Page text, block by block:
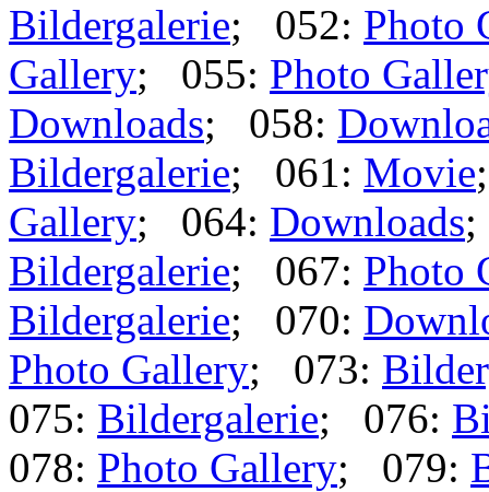
Bildergalerie; 052: Photo
Gallery; 055: Photo
Downloads; 058:
Bildergalerie; 061: Movie
Gallery; 064: Downloads
Bildergalerie; 067: Photo
Bildergalerie; 070:
Photo Gallery; 073:
075: Bildergalerie; 076:
078: Photo Gallery; 079: